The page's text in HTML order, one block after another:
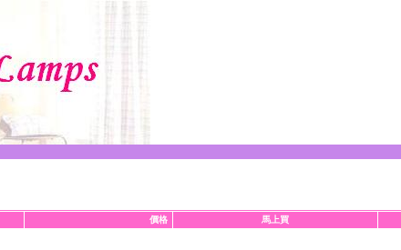
價格 馬上買